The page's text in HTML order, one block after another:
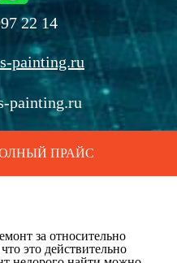
22 14
painting.ru
painting.ru
ПРАЙС
за относительно
это действительно